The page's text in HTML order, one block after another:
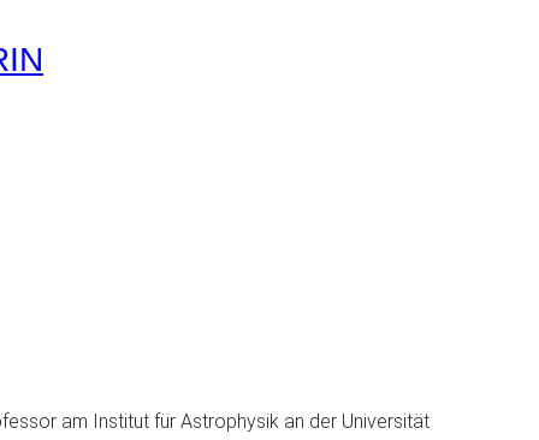
am Institut für Astrophysik an der Universität